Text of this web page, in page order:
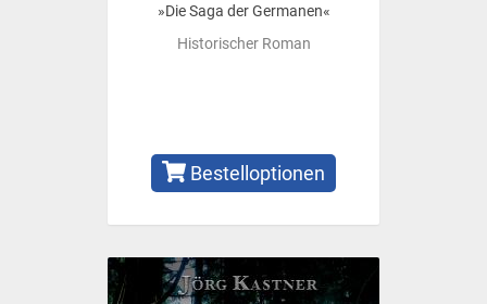
»Die Saga der Germanen«
Historischer Roman
Bestelloptionen